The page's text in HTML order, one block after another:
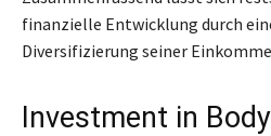
finanzielle Entwicklung durch
Diversifizierung seiner
Investment in